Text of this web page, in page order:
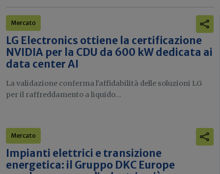
Mercato
LG Electronics ottiene la certificazione
NVIDIA per la CDU da 600 kW dedicata ai
data center AI
La validazione conferma l'affidabilità delle soluzioni LG
per il raffreddamento a liquido...
Mercato
Impianti elettrici e transizione
energetica: il Gruppo DKC Europe